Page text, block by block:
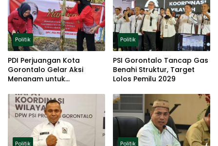
Politik
PDI Perjuangan Kota
Gorontalo Gelar Aksi
Menanam untuk
Politik
PSI Gorontalo Tancap Gas
Benahi Struktur, Target
Lolos Pemilu 2029
Politik Politik